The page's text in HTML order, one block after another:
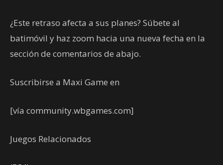
¿Este retraso afecta a sus planes? Súbete al
batimóvil y haz zoom hacia una nueva fecha en la
sección de comentarios de abajo.
Suscribirse a Maxi Game en
[vía community.wbgames.com]
Juegos Relacionados